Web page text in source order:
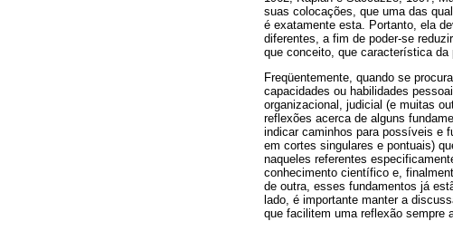
suas colocações, que uma das
é exatamente esta. Portanto, ela
diferentes, a fim de poder-se
que conceito, que característica da
Freqüentemente, quando se
capacidades ou habilidades
organizacional, judicial (e muitas
reflexões acerca de alguns
indicar caminhos para possíveis e
em cortes singulares e pontuais)
naqueles referentes
conhecimento científico e,
de outra, esses fundamentos já
lado, é importante manter a
que facilitem uma reflexão sempre